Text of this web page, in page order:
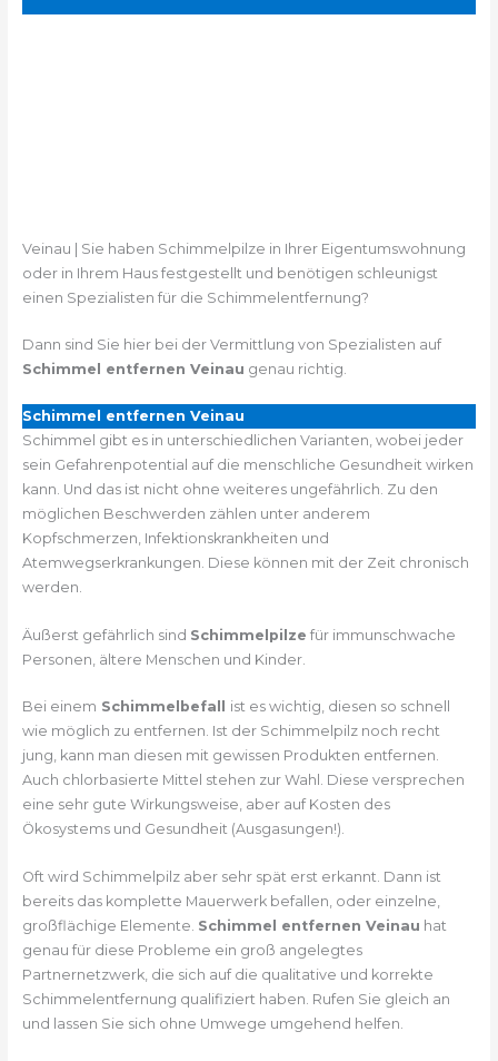
Veinau | Sie haben Schimmelpilze in Ihrer Eigentumswohnung
oder in Ihrem Haus festgestellt und benötigen schleunigst
einen Spezialisten für die Schimmelentfernung?
Dann sind Sie hier bei der Vermittlung von Spezialisten auf
Schimmel entfernen Veinau genau richtig.
Schimmel entfernen Veinau
Schimmel gibt es in unterschiedlichen Varianten, wobei jeder
sein Gefahrenpotential auf die menschliche Gesundheit wirken
kann. Und das ist nicht ohne weiteres ungefährlich. Zu den
möglichen Beschwerden zählen unter anderem
Kopfschmerzen, Infektionskrankheiten und
Atemwegserkrankungen. Diese können mit der Zeit chronisch
werden.
Äußerst gefährlich sind Schimmelpilze für immunschwache
Personen, ältere Menschen und Kinder.
Bei einem Schimmelbefall ist es wichtig, diesen so schnell
wie möglich zu entfernen. Ist der Schimmelpilz noch recht
jung, kann man diesen mit gewissen Produkten entfernen.
Auch chlorbasierte Mittel stehen zur Wahl. Diese versprechen
eine sehr gute Wirkungsweise, aber auf Kosten des
Ökosystems und Gesundheit (Ausgasungen!).
Oft wird Schimmelpilz aber sehr spät erst erkannt. Dann ist
bereits das komplette Mauerwerk befallen, oder einzelne,
großflächige Elemente. Schimmel entfernen Veinau hat
genau für diese Probleme ein groß angelegtes
Partnernetzwerk, die sich auf die qualitative und korrekte
Schimmelentfernung qualifiziert haben. Rufen Sie gleich an
und lassen Sie sich ohne Umwege umgehend helfen.